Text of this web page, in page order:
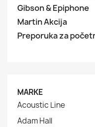
Gibson & Epiphone
Martin Akcija
Preporuka za
MARKE
Acoustic Line
Adam Hall